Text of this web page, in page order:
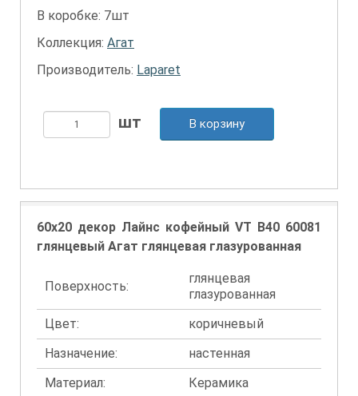
В коробке: 7шт
Коллекция: Агат
Производитель: Laparet
В корзину
60x20 декор Лайнс кофейный VT B40 60081
глянцевый Агат глянцевая глазурованная
Поверхность:
глянцевая
глазурованная
Цвет:
коричневый
Назначение:
настенная
Материал:
Керамика